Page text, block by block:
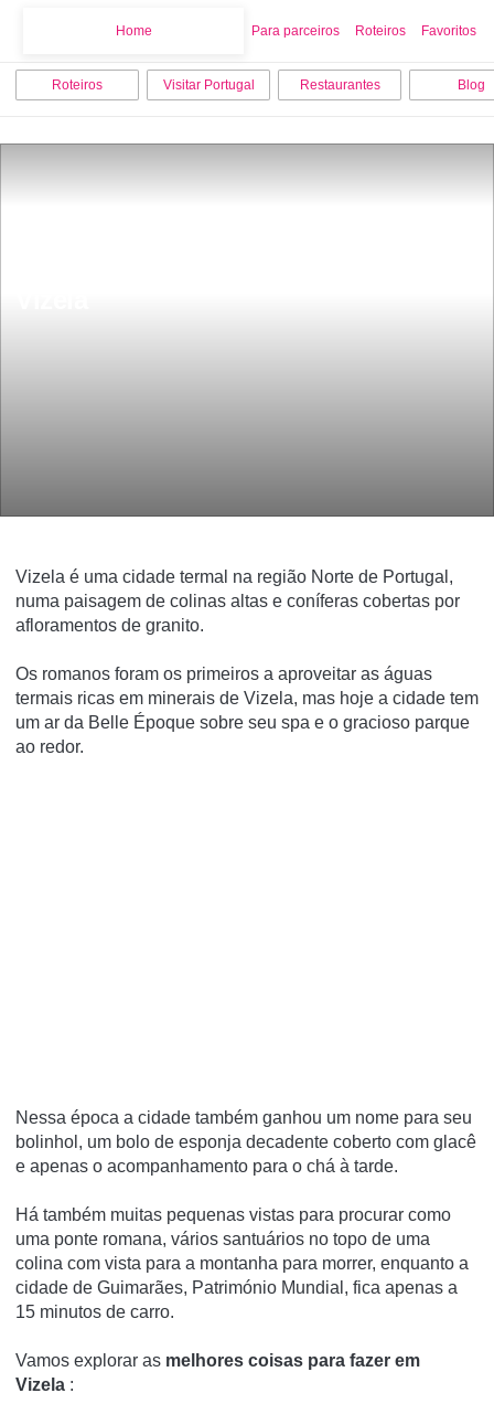
Home Para parceiros Roteiros Favoritos
Roteiros Visitar Portugal Restaurantes Blog
Vizela é uma cidade termal na região Norte de Portugal,
numa paisagem de colinas altas e coníferas cobertas por
afloramentos de granito.
Os romanos foram os primeiros a aproveitar as águas
termais ricas em minerais de Vizela, mas hoje a cidade tem
um ar da Belle Époque sobre seu spa e o gracioso parque
ao redor.
Nessa época a cidade também ganhou um nome para seu
bolinhol, um bolo de esponja decadente coberto com glacê
e apenas o acompanhamento para o chá à tarde.
Há também muitas pequenas vistas para procurar como
uma ponte romana, vários santuários no topo de uma
colina com vista para a montanha para morrer, enquanto a
cidade de Guimarães, Património Mundial, fica apenas a
15 minutos de carro.
Vamos explorar as melhores coisas para fazer em
Vizela :